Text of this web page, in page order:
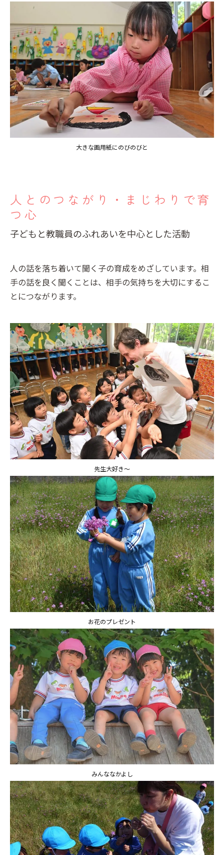
大きな画用紙にのびのびと
人とのつながり・まじわりで育
つ心
子どもと教職員のふれあいを中心とした活動
人の話を落ち着いて聞く子の育成をめざしています。相
手の話を良く聞くことは、相手の気持ちを大切にするこ
とにつながります。
先生大好き〜
お花のプレゼント
みんななかよし
お知らせ
今日の幼稚園
教職員募集
園のこと
給⾷
課外教室
教育と保育
美⽊多幼稚園の理想
園の1⽇
年間⾏事
預かり保育［ヒラソル ]
美⽊多チコス
美⽊多チコスについて
美⽊多チコスブログ
未就園児クラス
0歳親子登園［マカロンクラス ]
1歳・2歳親子登園［マリポサクラ
ス ]
2歳児ひとり登園［ゆず組 ]
グループ施設・
関係先リンク
学校法⼈鴨⾕学園 鳳幼稚園
学校法⼈諏訪森学園 諏訪森幼稚
園
⼤阪府私⽴幼稚園連盟
社会福祉法人野田福祉会